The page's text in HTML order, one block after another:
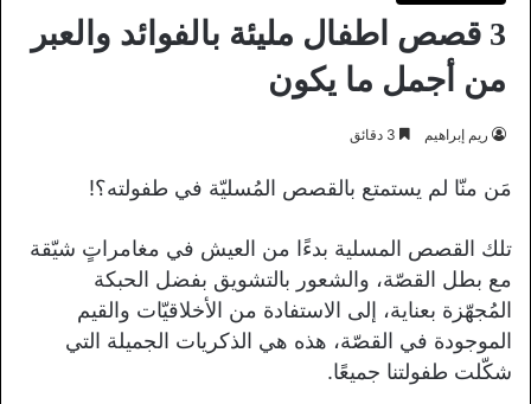
3 قصص اطفال مليئة بالفوائد والعبر
من أجمل ما يكون
ريم إبراهيم
مَن منّا لم يستمتع بالقصص المُسليّة في طفولته؟!
تلك القصص المسلية بدءًا من العيش في مغامراتٍ شيّقة
مع بطل القصّة، والشعور بالتشويق بفضل الحبكة
المُجهّزة بعناية، إلى الاستفادة من الأخلاقيّات والقيم
الموجودة في القصّة، هذه هي الذكريات الجميلة التي
شكّلت طفولتنا جميعًا.